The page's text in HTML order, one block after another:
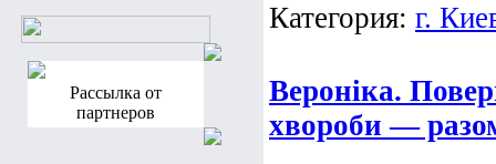
Рассылка от
партнеров
Категория: г.
Вероніка.
хвороби —